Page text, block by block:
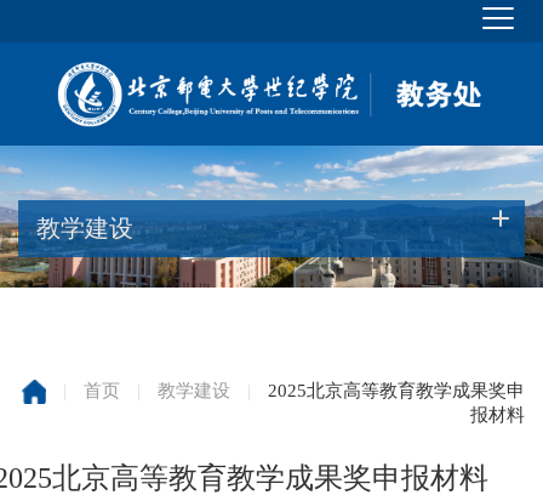
教学建设
| 首页 | 教学建设 |
2025北京高等教育教学成果奖申
报材料
北京高等教育教学成果奖申报材料